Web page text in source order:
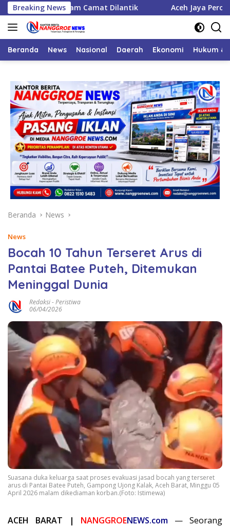
Langsung
ke
konten
Breaking News
Enam Camat Dilantik Aceh Jaya Peroleh Bantuan
Beranda News Nasional Daerah Ekonomi Hukum &
Beranda News
News
Bocah 10 Tahun Terseret Arus di
Pantai Batee Puteh, Ditemukan
Meninggal Dunia
Redaksi-Peristiwa
06/04/2026
Suasana duka keluarga saat proses evakuasi jasad bocah yang terseret
arus di Pantai Batee Puteh, Gampong Ujong Kalak, Aceh Barat, Minggu 05
April 2026 malam dikediaman korban.(Foto: Istimewa)
ACEH BARAT | NANGGROENEWS.com — Seorang